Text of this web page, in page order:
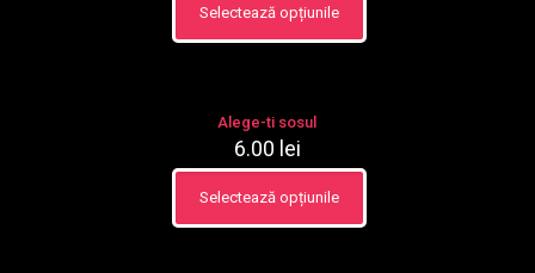
alese
10.00 lei
Selectează opțiunile
produs
alese
Alege-ti sosul
6.00 lei
Selectează opțiunile
produs